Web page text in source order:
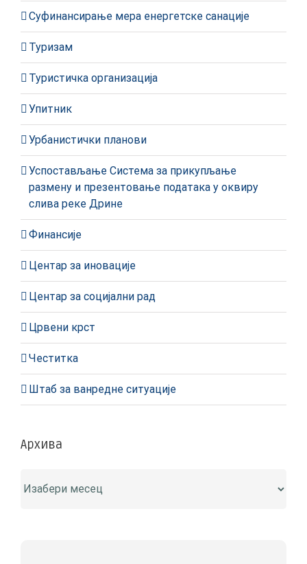
Суфинансирање мера енергетске санације
Туризам
Туристичка организација
Упитник
Урбанистички планови
Успостављање Система за прикупљање
размену и презентовање података у оквиру
слива реке Дрине
Финансије
Центар за иновације
Центар за социјални рад
Црвени крст
Честитка
Штаб за ванредне ситуације
Архива